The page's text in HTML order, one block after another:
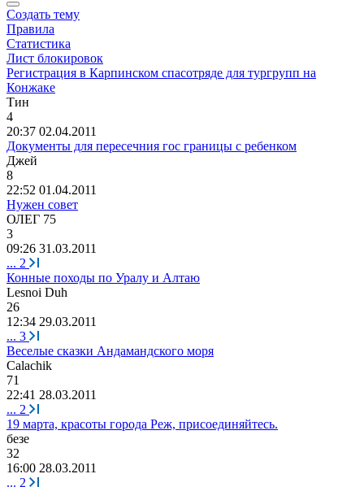
Создать тему
Правила
Статистика
Лист блокировок
Регистрация в Карпинском спасотряде для тургрупп на
Конжаке
Тин
4
20:37 02.04.2011
Документы для пересечния гос границы с ребенком
Джей
8
22:52 01.04.2011
Нужен совет
ОЛЕГ 75
3
09:26 31.03.2011
... 2
Конные походы по Уралу и Алтаю
Lesnoi Duh
26
12:34 29.03.2011
... 3
Веселые сказки Андамандского моря
Calachik
71
22:41 28.03.2011
... 2
19 марта, красоты города Реж, присоединяйтесь.
безе
32
16:00 28.03.2011
... 2